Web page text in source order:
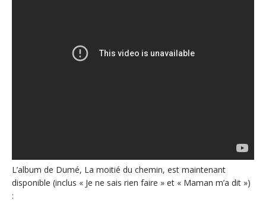
L’album de Dumé, La moitié du chemin, est maintenant
disponible (inclus « Je ne sais rien faire » et « Maman m’a dit »)
: